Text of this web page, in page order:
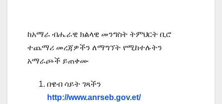
ከአማራ ብሔራዊ ክልላዊ መንግስት ትምህርት ቢሮ
ተጨማሪ መረጃዎችን ለማግኘት የሚከተሉትን
አማራጮች ይጠቀሙ
በዌብ ሳይት ገጻችን
http://www.anrseb.gov.et/